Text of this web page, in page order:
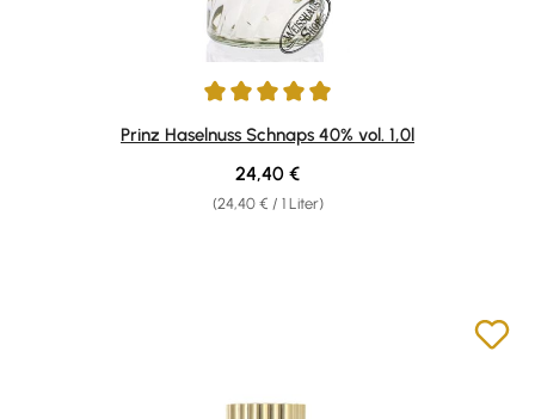
Durchschnittliche Bewertung von 4.89 von 5 Sternen
Prinz Haselnuss Schnaps 40% vol. 1,0l
(24,40 € / 1 Liter)
Regulärer Preis:
24,40 €